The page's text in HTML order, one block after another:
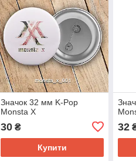
Значок 32 мм K-Pop
Monsta X
30₴
Купити
32